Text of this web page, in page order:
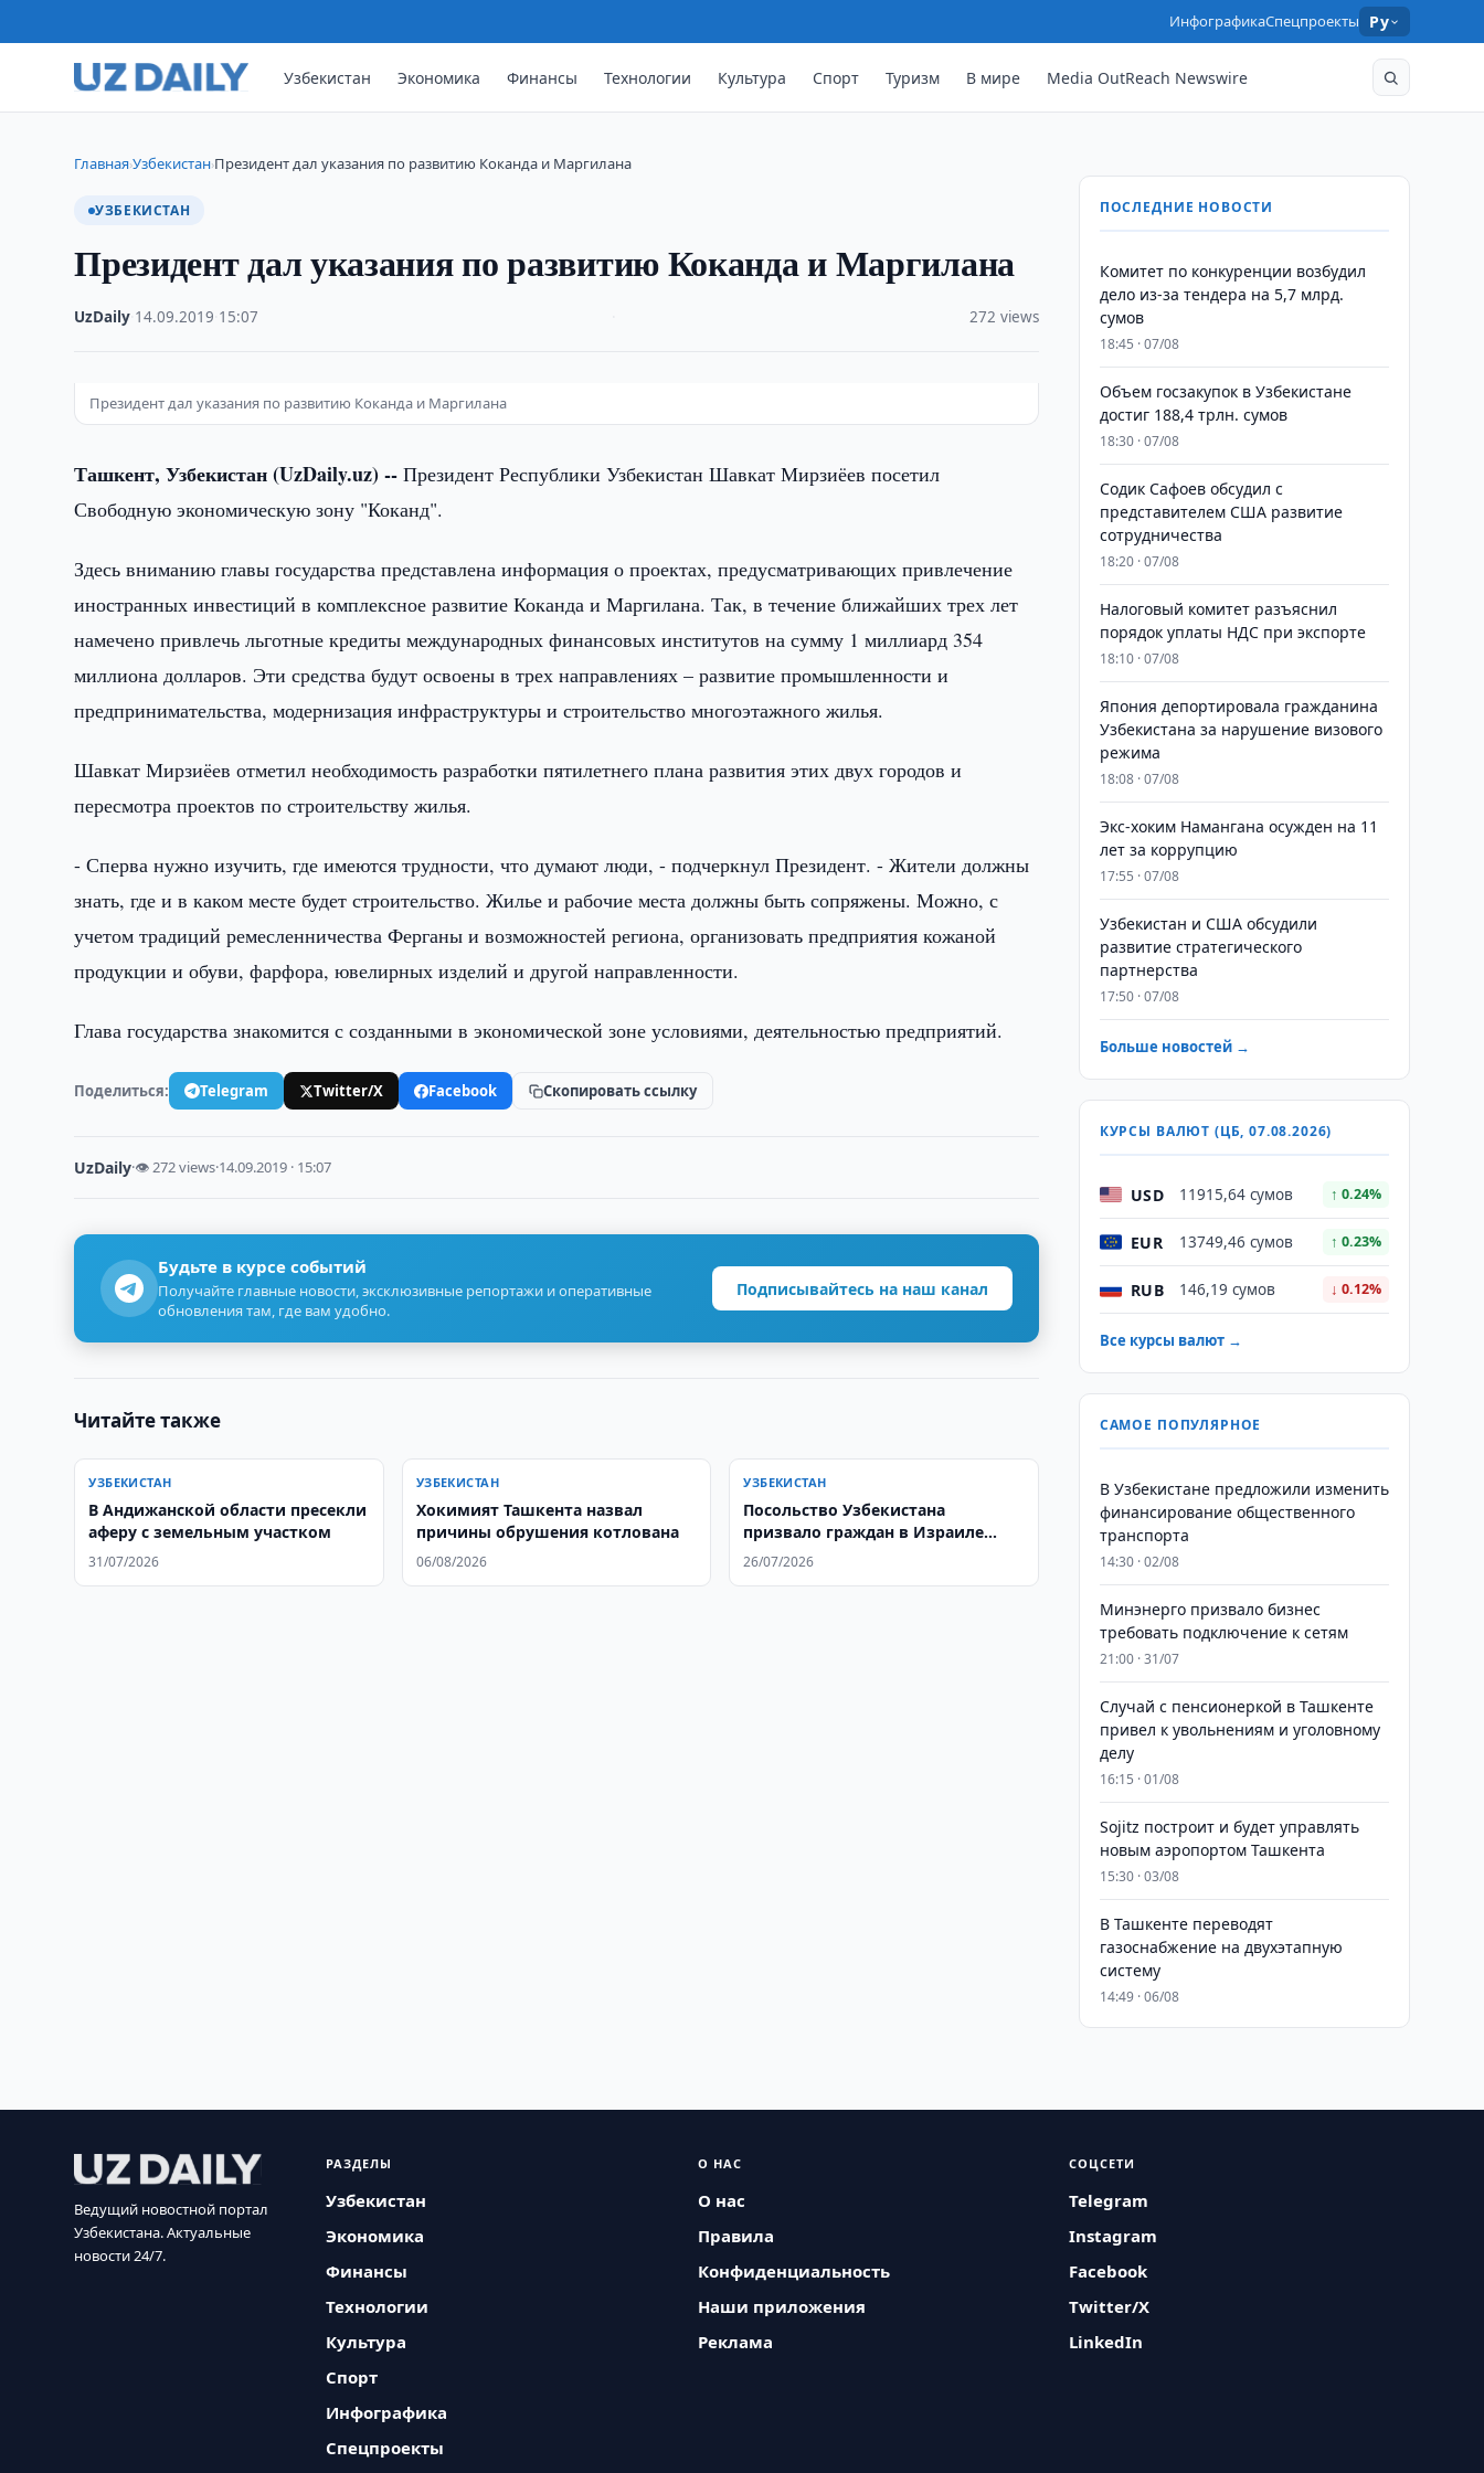
ИнфографикаСпецпроекты Ру
Узбекистан Экономика Финансы Технологии Культура Спорт Туризм В мире Media OutReach Newswire
Главная›Узбекистан›Президент дал указания по развитию Коканда и Маргилана
УЗБЕКИСТАН
Президент дал указания по развитию Коканда и Маргилана
UzDaily 14.09.2019 15:07 272 views
Президент дал указания по развитию Коканда и Маргилана
Ташкент, Узбекистан (UzDaily.uz) --Президент Республики Узбекистан Шавкат Мирзиёев посетил
Свободную экономическую зону "Коканд".
Здесь вниманию главы государства представлена информация о проектах, предусматривающих привлечение
иностранных инвестиций в комплексное развитие Коканда и Маргилана. Так, в течение ближайших трех лет
намечено привлечь льготные кредиты международных финансовых институтов на сумму 1 миллиард 354
миллиона долларов. Эти средства будут освоены в трех направлениях – развитие промышленности и
предпринимательства, модернизация инфраструктуры и строительство многоэтажного жилья.
Шавкат Мирзиёев отметил необходимость разработки пятилетнего плана развития этих двух городов и
пересмотра проектов по строительству жилья.
- Сперва нужно изучить, где имеются трудности, что думают люди, - подчеркнул Президент. - Жители должны
знать, где и в каком месте будет строительство. Жилье и рабочие места должны быть сопряжены. Можно, с
учетом традиций ремесленничества Ферганы и возможностей региона, организовать предприятия кожаной
продукции и обуви, фарфора, ювелирных изделий и другой направленности.
Глава государства знакомится с созданными в экономической зоне условиями, деятельностью предприятий.
Поделиться: Telegram Twitter/X Facebook Скопировать ссылку
UzDaily·👁 272 views·14.09.2019 · 15:07
Будьте в курсе событий
Получайте главные новости, эксклюзивные репортажи и оперативные
обновления там, где вам удобно.
Подписывайтесь на наш канал
Читайте также
УЗБЕКИСТАН
В Андижанской области пресекли
аферу с земельным участком
31/07/2026
УЗБЕКИСТАН
Хокимият Ташкента назвал
причины обрушения котлована
06/08/2026
УЗБЕКИСТАН
Посольство Узбекистана
призвало граждан в Израиле
соблюдать меры безопасности
26/07/2026
ПОСЛЕДНИЕ НОВОСТИ
Комитет по конкуренции возбудил
дело из-за тендера на 5,7 млрд.
сумов
18:45 · 07/08
​​​​​​​Объем госзакупок в Узбекистане
достиг 188,4 трлн. сумов
18:30 · 07/08
Содик Сафоев обсудил с
представителем США развитие
сотрудничества
18:20 · 07/08
Налоговый комитет разъяснил
порядок уплаты НДС при экспорте
18:10 · 07/08
Япония депортировала гражданина
Узбекистана за нарушение визового
режима
18:08 · 07/08
​​​​​​​Экс-хоким Намангана осужден на 11
лет за коррупцию
17:55 · 07/08
Узбекистан и США обсудили
развитие стратегического
партнерства
17:50 · 07/08
Больше новостей →
КУРСЫ ВАЛЮТ (ЦБ, 07.08.2026)
USD 11915,64 сумов ↑ 0.24%
EUR 13749,46 сумов ↑ 0.23%
RUB 146,19 сумов ↓ 0.12%
Все курсы валют →
САМОЕ ПОПУЛЯРНОЕ
В Узбекистане предложили изменить
финансирование общественного
транспорта
14:30 · 02/08
Минэнерго призвало бизнес
требовать подключение к сетям
21:00 · 31/07
Случай с пенсионеркой в Ташкенте
привел к увольнениям и уголовному
делу
16:15 · 01/08
Sojitz построит и будет управлять
новым аэропортом Ташкента
15:30 · 03/08
В Ташкенте переводят
газоснабжение на двухэтапную
систему
14:49 · 06/08
Ведущий новостной портал
Узбекистана. Актуальные
новости 24/7.
РАЗДЕЛЫ
Узбекистан
Экономика
Финансы
Технологии
Культура
Спорт
Инфографика
Спецпроекты
О НАС
О нас
Правила
Конфиденциальность
Наши приложения
Реклама
СОЦСЕТИ
Telegram
Instagram
Facebook
Twitter/X
LinkedIn